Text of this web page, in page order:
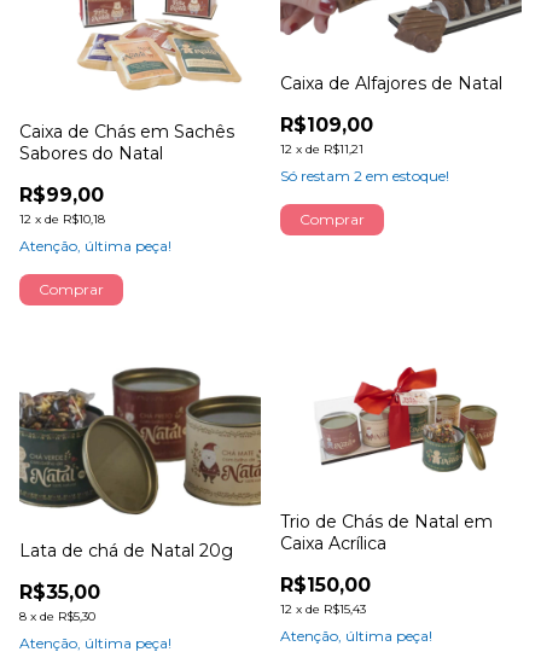
Caixa de Chás em Sachês
Sabores do Natal
R$99,00
12 x de R$10,18
Atenção, última peça!
Caixa de Alfajores de Natal
R$109,00
12 x de R$11,21
Só restam 2 em estoque!
Lata de chá de Natal 20g
R$35,00
8 x de R$5,30
Atenção, última peça!
Trio de Chás de Natal em
Caixa Acrílica
R$150,00
12 x de R$15,43
Atenção, última peça!